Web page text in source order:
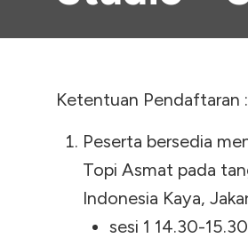
Ketentuan Pendaftaran :
Peserta bersedia
Topi Asmat pada
Indonesia Kaya,
sesi 1 14.30-15.30